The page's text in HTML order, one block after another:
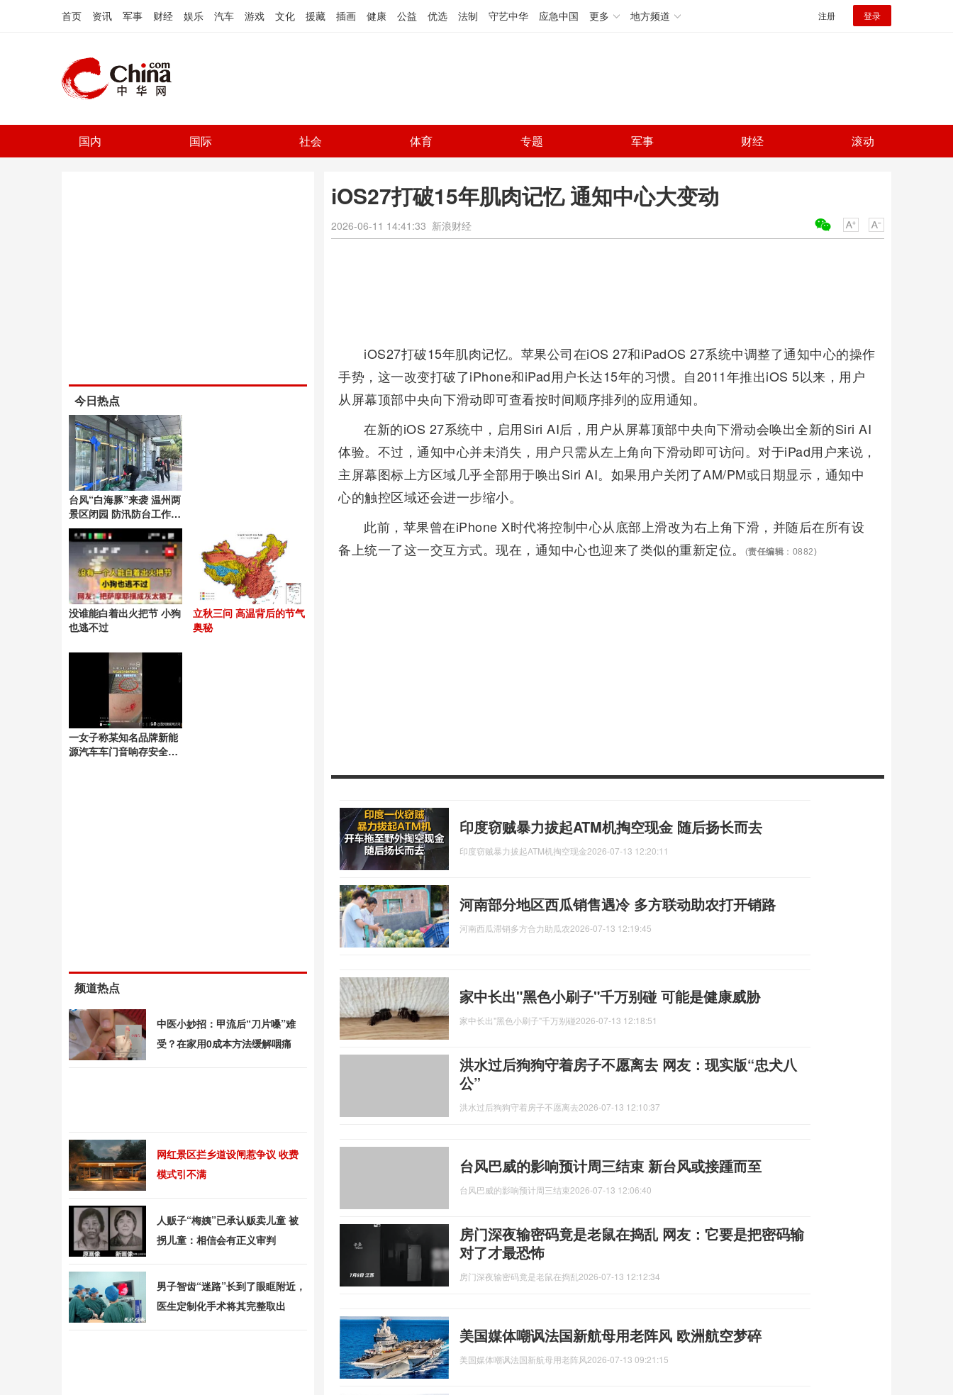
首页 资讯 军事 财经 娱乐 汽车 游戏 文化 援藏 插画 健康 公益 优选 法制 守艺中华 应急中国 更多 地方频道 注册 登录
国内 国际 社会 体育 专题 军事 财经 滚动
iOS27打破15年肌肉记忆 通知中心大变动
2026-06-11 14:41:33 新浪财经
iOS27打破15年肌肉记忆。苹果公司在iOS 27和iPadOS 27系统中调整了通知中心的操作
手势，这一改变打破了iPhone和iPad用户长达15年的习惯。自2011年推出iOS 5以来，用户
从屏幕顶部中央向下滑动即可查看按时间顺序排列的应用通知。
在新的iOS 27系统中，启用Siri AI后，用户从屏幕顶部中央向下滑动会唤出全新的Siri AI
体验。不过，通知中心并未消失，用户只需从左上角向下滑动即可访问。对于iPad用户来说，
主屏幕图标上方区域几乎全部用于唤出Siri AI。如果用户关闭了AM/PM或日期显示，通知中
心的触控区域还会进一步缩小。
此前，苹果曾在iPhone X时代将控制中心从底部上滑改为右上角下滑，并随后在所有设
备上统一了这一交互方式。现在，通知中心也迎来了类似的重新定位。
(责任编辑 ：0882)
印度窃贼暴力拔起ATM机掏空现金 随后扬长而去
印度窃贼暴力拔起ATM机掏空现金2026-07-13 12:20:11
河南部分地区西瓜销售遇冷 多方联动助农打开销路
河南西瓜滞销多方合力助瓜农2026-07-13 12:19:45
家中长出"黑色小刷子"千万别碰 可能是健康威胁
家中长出"黑色小刷子"千万别碰2026-07-13 12:18:51
洪水过后狗狗守着房子不愿离去 网友：现实版“忠犬八
公”
洪水过后狗狗守着房子不愿离去2026-07-13 12:10:37
台风巴威的影响预计周三结束 新台风或接踵而至
台风巴威的影响预计周三结束2026-07-13 12:06:40
房门深夜输密码竟是老鼠在捣乱 网友：它要是把密码输
对了才最恐怖
房门深夜输密码竟是老鼠在捣乱 2026-07-13 12:12:34
美国媒体嘲讽法国新航母用老阵风 欧洲航空梦碎
美国媒体嘲讽法国新航母用老阵风2026-07-13 09:21:15
今日热点
台风“白海豚”来袭 温州两
景区闭园 防汛防台工作有
序推进
没谁能白着出火把节 小狗
也逃不过
立秋三问 高温背后的节气
奥秘
一女子称某知名品牌新能
源汽车车门音响存安全隐
频道热点
中医小妙招：甲流后“刀片嗓”难
受？在家用0成本方法缓解咽痛
网红景区拦乡道设闸惹争议 收费
模式引不满
人贩子“梅姨”已承认贩卖儿童 被
拐儿童：相信会有正义审判
男子智齿“迷路”长到了眼眶附近，
医生定制化手术将其完整取出